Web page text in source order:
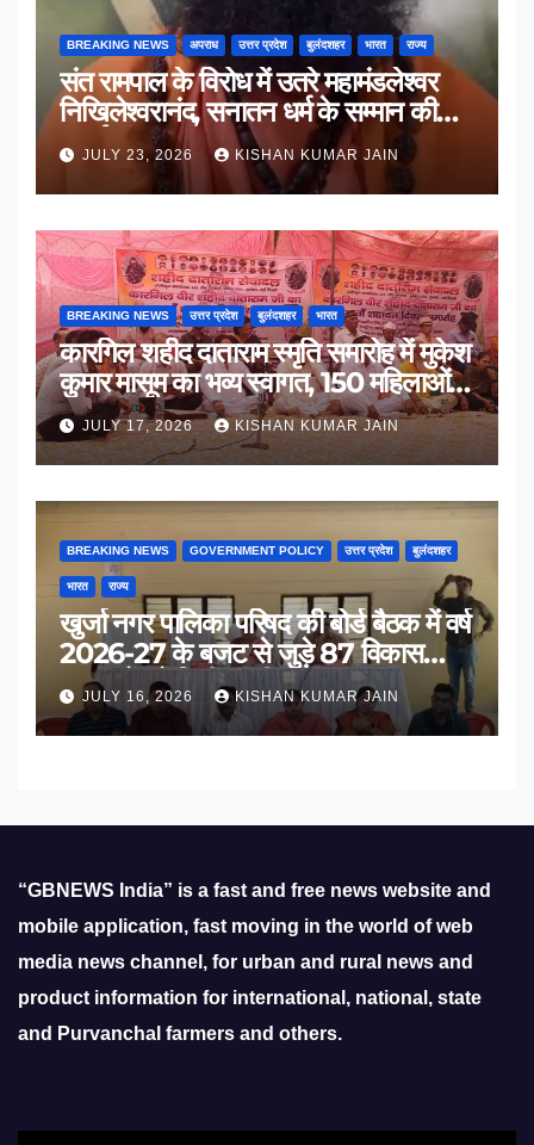
BREAKING NEWS अपराध उत्तर प्रदेश बुलंदशहर भारत राज्य
संत रामपाल के विरोध में उतरे महामंडलेश्वर
निखिलेश्वरानंद, सनातन धर्म के सम्मान की
उठाई मांग
JULY 23, 2026 KISHAN KUMAR JAIN
BREAKING NEWS उत्तर प्रदेश बुलंदशहर भारत
कारगिल शहीद दाताराम स्मृति समारोह में मुकेश
कुमार मासूम का भव्य स्वागत, 150 महिलाओं
का सम्मान
JULY 17, 2026 KISHAN KUMAR JAIN
BREAKING NEWS GOVERNMENT POLICY उत्तर प्रदेश बुलंदशहर
भारत राज्य
खुर्जा नगर पालिका परिषद की बोर्ड बैठक में वर्ष
2026-27 के बजट से जुड़े 87 विकास
प्रस्तावों को मिली मंजूरी
JULY 16, 2026 KISHAN KUMAR JAIN
“GBNEWS India” is a fast and free news website and
mobile application, fast moving in the world of web
media news channel, for urban and rural news and
product information for international, national, state
and Purvanchal farmers and others.